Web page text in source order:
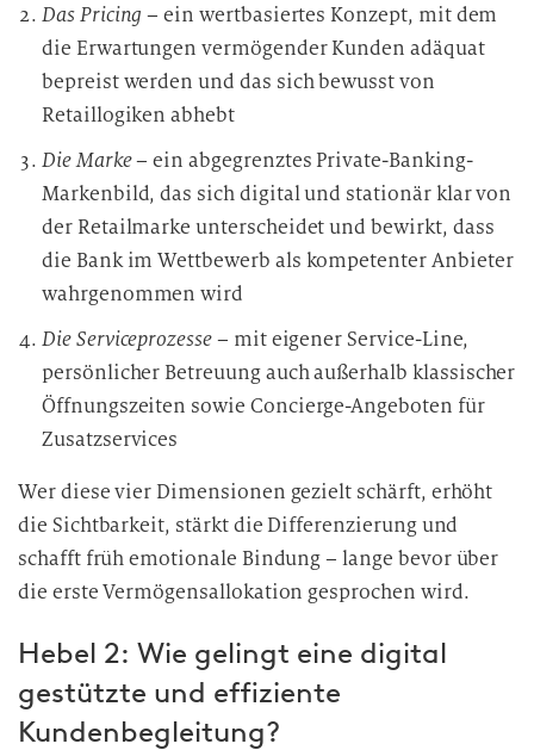
Das Pricing – ein wertbasiertes Konzept, mit dem
die Erwartungen vermögender Kunden adäquat
bepreist werden und das sich bewusst von
Retaillogiken abhebt
Die Marke– ein abgegrenztes Private-Banking-
Markenbild, das sich digital und stationär klar von
der Retailmarke unterscheidet und bewirkt, dass
die Bank im Wettbewerb als kompetenter Anbieter
wahrgenommen wird
Die Serviceprozesse– mit eigener Service-Line,
persönlicher Betreuung auch außerhalb klassischer
Öffnungszeiten sowie Concierge-Angeboten für
Zusatzservices
Wer diese vier Dimensionen gezielt schärft, erhöht
die Sichtbarkeit, stärkt die Differenzierung und
schafft früh emotionale Bindung – lange bevor über
die erste Vermögensallokation gesprochen wird.
Hebel 2: Wie gelingt eine digital
gestützte und effiziente
Kundenbegleitung?